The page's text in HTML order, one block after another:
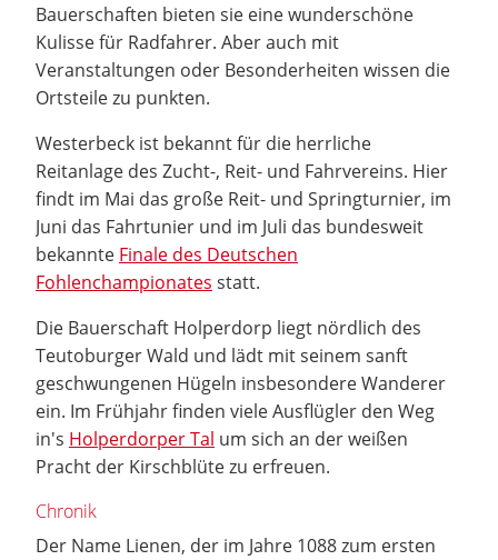
Bauerschaften bieten sie eine wunderschöne
Kulisse für Radfahrer. Aber auch mit
Veranstaltungen oder Besonderheiten wissen die
Ortsteile zu punkten.
Westerbeck ist bekannt für die herrliche
Reitanlage des Zucht-, Reit- und Fahrvereins. Hier
findt im Mai das große Reit- und Springturnier, im
Juni das Fahrtunier und im Juli das bundesweit
bekannte Finale des Deutschen
Fohlenchampionates statt.
Die Bauerschaft Holperdorp liegt nördlich des
Teutoburger Wald und lädt mit seinem sanft
geschwungenen Hügeln insbesondere Wanderer
ein. Im Frühjahr finden viele Ausflügler den Weg
in's Holperdorper Tal um sich an der weißen
Pracht der Kirschblüte zu erfreuen.
Chronik
Der Name Lienen, der im Jahre 1088 zum ersten